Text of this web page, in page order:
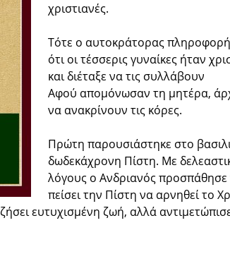
χριστιανές.
Τότε ο αυτοκράτορας
ότι οι τέσσερις γυναίκες ήταν
και διέταξε να τις συλλάβουν
Αφού απομόνωσαν τη μητέρα,
να ανακρίνουν τις κόρες.
Πρώτη παρουσιάστηκε στο
δωδεκάχρονη Πίστη. Με
λόγους ο Ανδριανός προσπάθησε
πείσει την Πίστη να αρνηθεί το
ευτυχισμένη ζωή, αλλά